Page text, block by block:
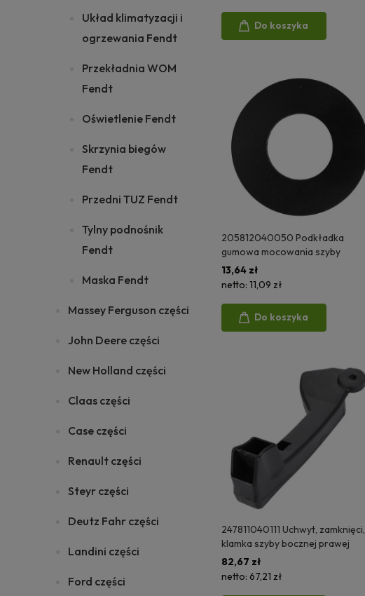
Układ klimatyzacji i
ogrzewania Fendt
Przekładnia WOM
Fendt
Oświetlenie Fendt
Skrzynia biegów
Fendt
Przedni TUZ Fendt
Tylny podnośnik
Fendt
Maska Fendt
Massey Ferguson części
John Deere części
New Holland części
Claas części
Case części
Renault części
Steyr części
Deutz Fahr części
Landini części
Ford części
Do koszyka
205812040050 Podkładka
gumowa mocowania szyby
13,64 zł
netto: 11,09 zł
Do koszyka
247811040111 Uchwyt, zamknięci,
klamka szyby bocznej prawej
82,67 zł
netto: 67,21 zł